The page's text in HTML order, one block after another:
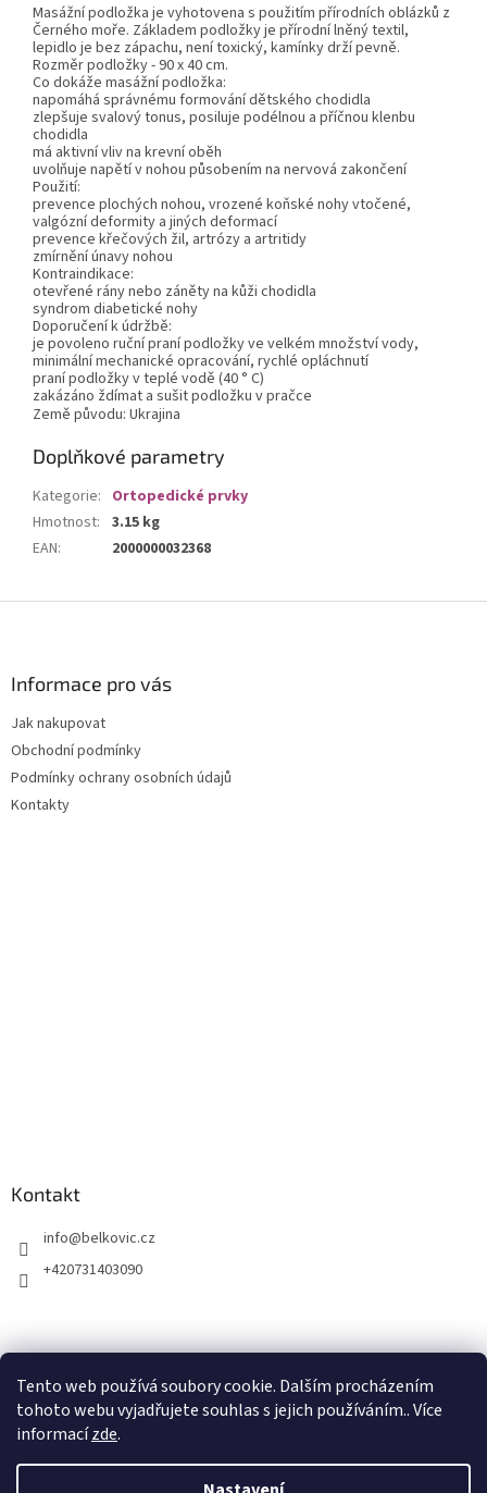
Tento web používá soubory cookie. Dalším procházením
tohoto webu vyjadřujete souhlas s jejich používáním.. Více
informacízde.
Masážní podložka je vyhotovena s použitím přírodních oblázků z
Černého moře. Základem podložky je přírodní lněný textil,
lepidlo je bez zápachu, není toxický, kamínky drží pevně.
Rozměr podložky - 90 x 40 cm.
Co dokáže masážní podložka:
napomáhá správnému formování dětského chodidla
zlepšuje svalový tonus, posiluje podélnou a příčnou klenbu
chodidla
má aktivní vliv na krevní oběh
uvolňuje napětí v nohou působením na nervová zakončení
Použití:
prevence plochých nohou, vrozené koňské nohy vtočené,
valgózní deformity a jiných deformací
prevence křečových žil, artrózy a artritidy
zmírnění únavy nohou
Kontraindikace:
otevřené rány nebo záněty na kůži chodidla
syndrom diabetické nohy
Doporučení k údržbě:
je povoleno ruční praní podložky ve velkém množství vody,
minimální mechanické opracování, rychlé opláchnutí
praní podložky v teplé vodě (40 ° С)
zakázáno ždímat a sušit podložku v pračce
Země původu: Ukrajina
Doplňkové parametry
Kategorie: Ortopedické prvky
Hmotnost: 3.15 kg
EAN: 2000000032368
Informace pro vás
Jak nakupovat
Obchodní podmínky
Podmínky ochrany osobních údajů
Kontakty
Kontakt
info@belkovic.cz
+420731403090